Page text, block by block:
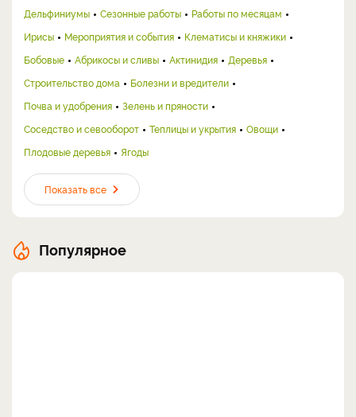
Дельфиниумы
Сезонные работы
Работы по месяцам
Ирисы
Мероприятия и события
Клематисы и княжики
Бобовые
Абрикосы и сливы Актинидия
Деревья
Строительство дома
Болезни и вредители
Почва и удобрения
Зелень и пряности
Соседство и севооборот
Теплицы и укрытия
Овощи
Плодовые деревья
Ягоды
Показать все
Популярное